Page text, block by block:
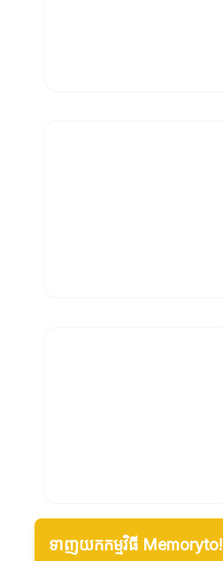
ទាញយកកម្មវិធី Memoryto!